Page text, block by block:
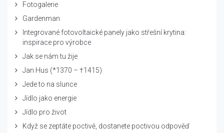
Fotogalerie
Gardenman
Integrované fotovoltaické panely jako střešní krytina:
inspirace pro výrobce
Jak se nám tu žije
Jan Hus (*1370 – †1415)
Jede to na slunce
Jídlo jako energie
Jídlo pro život
Když se zeptáte poctivě, dostanete poctivou odpověď